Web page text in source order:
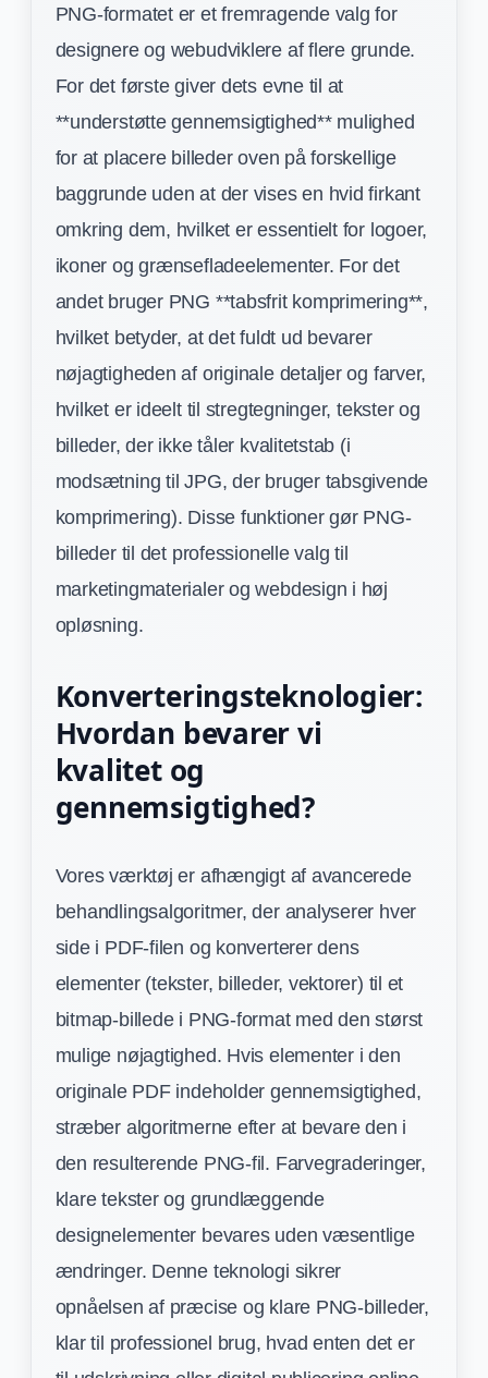
PNG-formatet er et fremragende valg for
designere og webudviklere af flere grunde.
For det første giver dets evne til at
**understøtte gennemsigtighed** mulighed
for at placere billeder oven på forskellige
baggrunde uden at der vises en hvid firkant
omkring dem, hvilket er essentielt for logoer,
ikoner og grænsefladeelementer. For det
andet bruger PNG **tabsfrit komprimering**,
hvilket betyder, at det fuldt ud bevarer
nøjagtigheden af originale detaljer og farver,
hvilket er ideelt til stregtegninger, tekster og
billeder, der ikke tåler kvalitetstab (i
modsætning til JPG, der bruger tabsgivende
komprimering). Disse funktioner gør PNG-
billeder til det professionelle valg til
marketingmaterialer og webdesign i høj
opløsning.
Konverteringsteknologier:
Hvordan bevarer vi
kvalitet og
gennemsigtighed?
Vores værktøj er afhængigt af avancerede
behandlingsalgoritmer, der analyserer hver
side i PDF-filen og konverterer dens
elementer (tekster, billeder, vektorer) til et
bitmap-billede i PNG-format med den størst
mulige nøjagtighed. Hvis elementer i den
originale PDF indeholder gennemsigtighed,
stræber algoritmerne efter at bevare den i
den resulterende PNG-fil. Farvegraderinger,
klare tekster og grundlæggende
designelementer bevares uden væsentlige
ændringer. Denne teknologi sikrer
opnåelsen af præcise og klare PNG-billeder,
klar til professionel brug, hvad enten det er